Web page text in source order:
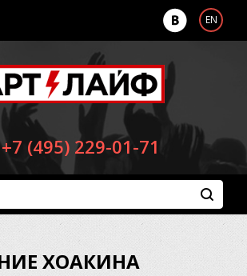
EN
+7 (495) 229-01-71
ХОАКИНА